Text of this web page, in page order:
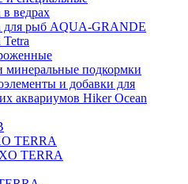
ведрах
для рыб AQUA-GRANDE
подкормки
и добавки для
аквариумов Hiker Ocean
TERRA
TERRA